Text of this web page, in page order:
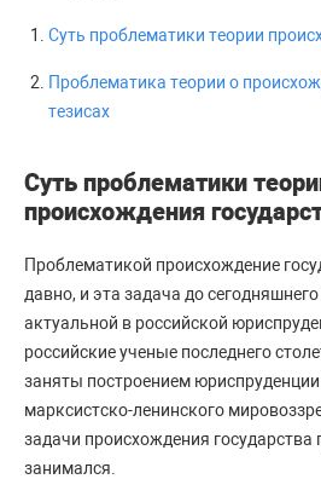
Суть проблематики теории
Проблематика теории о
тезисах
Суть проблематики
происхождения
Проблематикой происхождение
давно, и эта задача до
актуальной в российской
российские ученые последнего
заняты построением
марксистско-ленинского
задачи происхождения государства
занимался.